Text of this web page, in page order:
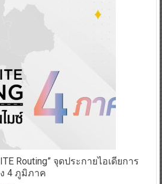
Routing” จุดประกายไอเดียการ
4 ภูมิภาค